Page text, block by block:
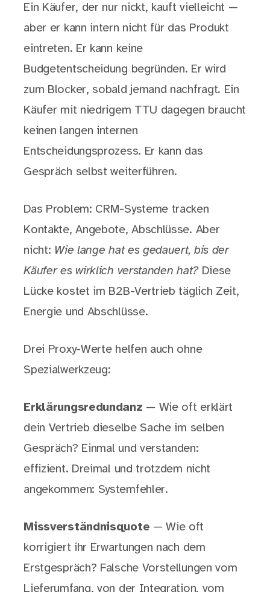
Ein Käufer, der nur nickt, kauft vielleicht —
aber er kann intern nicht für das Produkt
eintreten. Er kann keine
Budgetentscheidung begründen. Er wird
zum Blocker, sobald jemand nachfragt. Ein
Käufer mit niedrigem TTU dagegen braucht
keinen langen internen
Entscheidungsprozess. Er kann das
Gespräch selbst weiterführen.
Das Problem: CRM-Systeme tracken
Kontakte, Angebote, Abschlüsse. Aber
nicht: Wie lange hat es gedauert, bis der
Käufer es wirklich verstanden hat?Diese
Lücke kostet im B2B-Vertrieb täglich Zeit,
Energie und Abschlüsse.
Drei Proxy-Werte helfen auch ohne
Spezialwerkzeug:
Erklärungsredundanz — Wie oft erklärt
dein Vertrieb dieselbe Sache im selben
Gespräch? Einmal und verstanden:
effizient. Dreimal und trotzdem nicht
angekommen: Systemfehler.
Missverständnisquote — Wie oft
korrigiert ihr Erwartungen nach dem
Erstgespräch? Falsche Vorstellungen vom
Lieferumfang, von der Integration, vom